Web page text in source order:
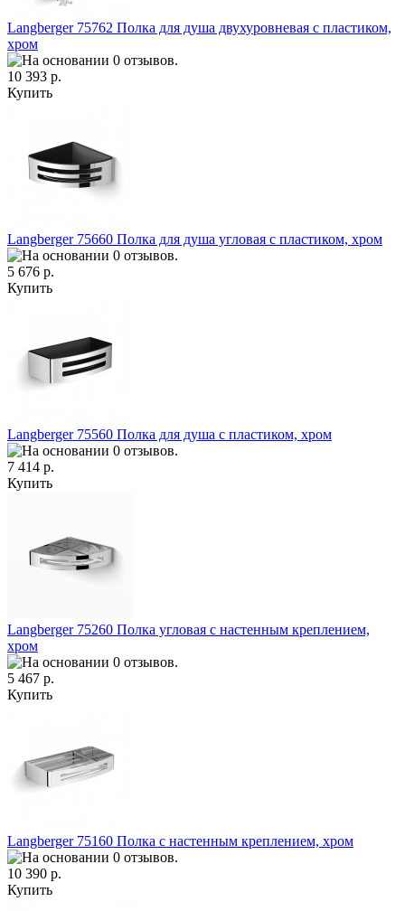
Langberger 75762 Полка для душа двухуровневая с пластиком,
хром
10 393 р.
Купить
Langberger 75660 Полка для душа угловая с пластиком, хром
5 676 р.
Купить
Langberger 75560 Полка для душа с пластиком, хром
7 414 р.
Купить
Langberger 75260 Полка угловая с настенным креплением,
хром
5 467 р.
Купить
Langberger 75160 Полка с настенным креплением, хром
10 390 р.
Купить